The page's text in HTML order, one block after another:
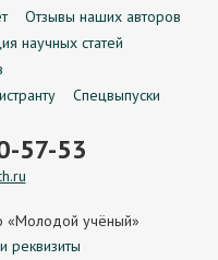
Отзывы наших авторов
научных статей
Спецвыпуски
57-53
«Молодой учёный»
реквизиты